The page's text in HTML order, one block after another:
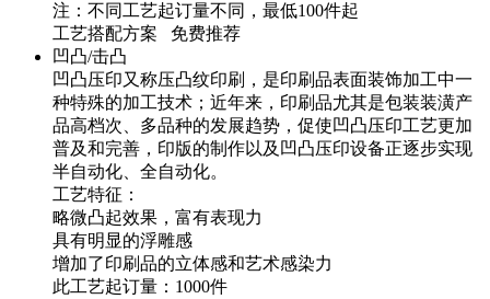
注：不同工艺起订量不同，最低100件起
工艺搭配方案 免费推荐
凹凸/击凸
凹凸压印又称压凸纹印刷，是印刷品表面装饰加工中一
种特殊的加工技术；近年来，印刷品尤其是包装装潢产
品高档次、多品种的发展趋势，促使凹凸压印工艺更加
普及和完善，印版的制作以及凹凸压印设备正逐步实现
半自动化、全自动化。
工艺特征：
略微凸起效果，富有表现力
具有明显的浮雕感
增加了印刷品的立体感和艺术感染力
此工艺起订量：1000件